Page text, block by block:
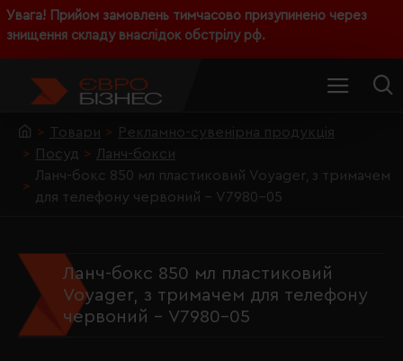
Увага! Прийом замовлень тимчасово призупинено через
знищення складу внаслідок обстрілу рф.
Товари
Рекламно-сувенірна продукція
Посуд
Ланч-бокси
Ланч-бокс 850 мл пластиковий Voyager, з тримачем
для телефону червоний - V7980-05
Ланч-бокс 850 мл пластиковий
Voyager, з тримачем для телефону
червоний - V7980-05